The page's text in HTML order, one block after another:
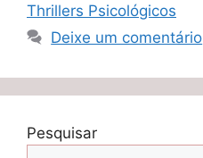
Thrillers Psicológicos
Deixe um comentário
Pesquisar